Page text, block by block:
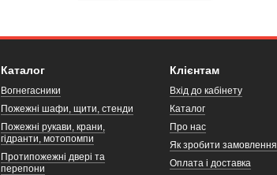
Каталог
Вогнегасники
Пожежні шафи, щити, стенди
Пожежні рукави, крани,
гідранти, мотопомпи
Протипожежні двері та
перепони
Клієнтам
Вхід до кабінету
Каталог
Про нас
Як зробити замовлення
Оплата і доставка